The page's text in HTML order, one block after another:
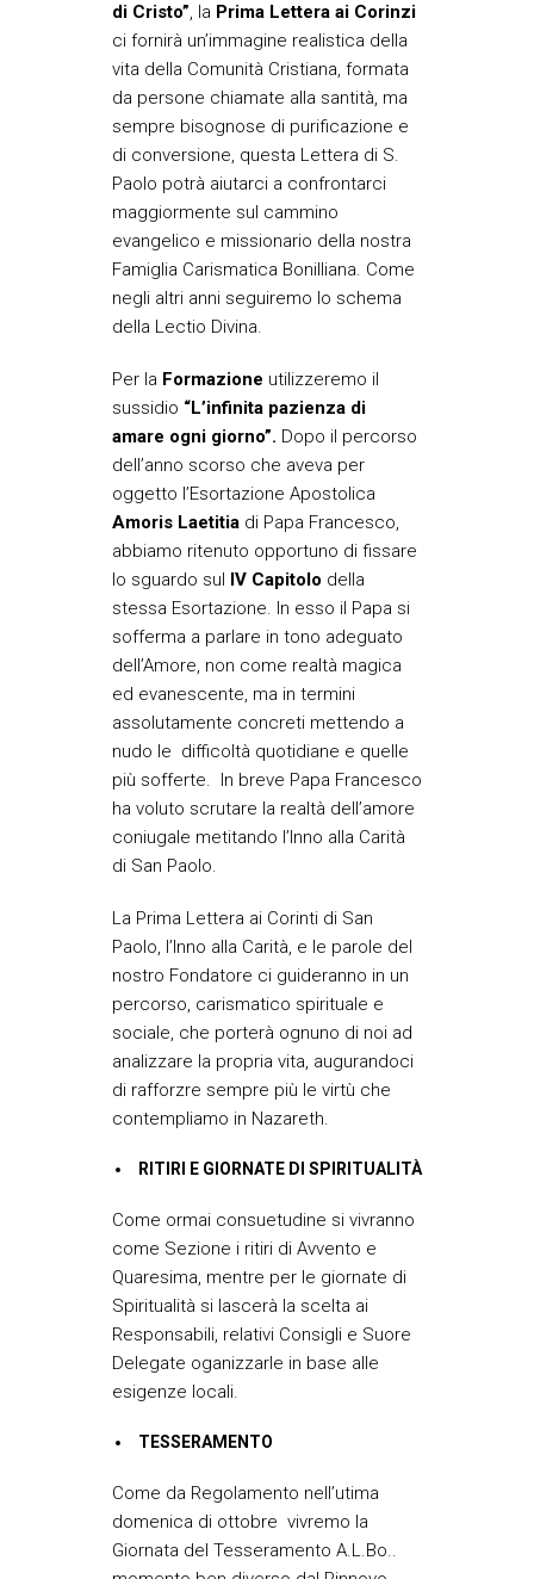
di Cristo”, la Prima Lettera ai Corinzi
ci fornirà un’immagine realistica della
vita della Comunità Cristiana, formata
da persone chiamate alla santità, ma
sempre bisognose di purificazione e
di conversione, questa Lettera di S.
Paolo potrà aiutarci a confrontarci
maggiormente sul cammino
evangelico e missionario della nostra
Famiglia Carismatica Bonilliana. Come
negli altri anni seguiremo lo schema
della Lectio Divina.
Per la Formazione utilizzeremo il
sussidio “L’infinita pazienza di
amare ogni giorno”. Dopo il percorso
dell’anno scorso che aveva per
oggetto l’Esortazione Apostolica
Amoris Laetitia di Papa Francesco,
abbiamo ritenuto opportuno di fissare
lo sguardo sul IV Capitolo della
stessa Esortazione. In esso il Papa si
sofferma a parlare in tono adeguato
dell’Amore, non come realtà magica
ed evanescente, ma in termini
assolutamente concreti mettendo a
nudo le difficoltà quotidiane e quelle
più sofferte. In breve Papa Francesco
ha voluto scrutare la realtà dell’amore
coniugale metitando l’Inno alla Carità
di San Paolo.
La Prima Lettera ai Corinti di San
Paolo, l’Inno alla Carità, e le parole del
nostro Fondatore ci guideranno in un
percorso, carismatico spirituale e
sociale, che porterà ognuno di noi ad
analizzare la propria vita, augurandoci
di rafforzre sempre più le virtù che
contempliamo in Nazareth.
RITIRI E GIORNATE DI SPIRITUALITÀ
Come ormai consuetudine si vivranno
come Sezione i ritiri di Avvento e
Quaresima, mentre per le giornate di
Spiritualità si lascerà la scelta ai
Responsabili, relativi Consigli e Suore
Delegate oganizzarle in base alle
esigenze locali.
TESSERAMENTO
Come da Regolamento nell’utima
domenica di ottobre vivremo la
Giornata del Tesseramento A.L.Bo..